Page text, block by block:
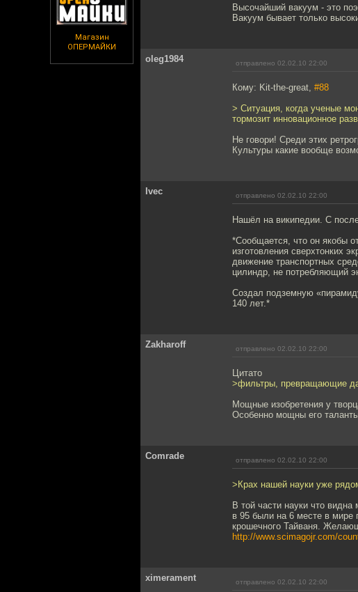
Магазин
ОПЕРМАЙКИ
Высочайший вакуум - это
Вакуум бывает только
oleg1984 отправлено 02.02.10 22:00
Кому: Kit-the-great, #88
> Ситуация, когда ученые
тормозит инновационное
Не говори! Среди этих
Культуры какие вообще
Ivec отправлено 02.02.10 22:00
Нашёл на википедии. С
*Сообщается, что он якобы
изготовления сверхтонких
движение транспортных
цилиндр, не потребляющий
Создал подземную
140 лет.*
Zakharoff отправлено 02.02.10 22:00
Цитато
>фильтры, превращающие
Мощные изобретения у
Особенно мощны его
Comrade отправлено 02.02.10 22:00
>Крах нашей науки уже
В той части науки что
в 95 были на 6 месте в мире
крошечного Тайваня.
http://www.scimagojr.com/
ximerament отправлено 02.02.10 22:00